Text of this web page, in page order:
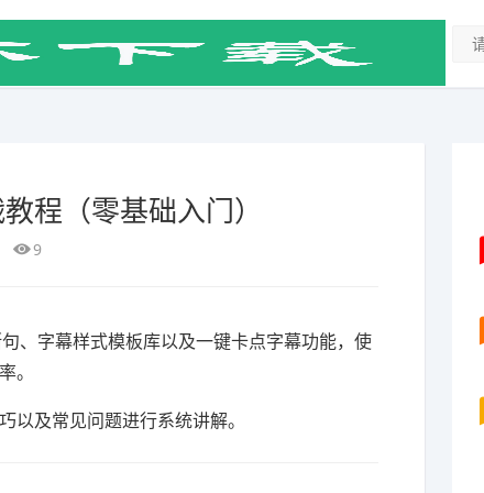
程（零基础入门）
9
、字幕样式模板库以及一键卡点字幕功能，使
。
及常见问题进行系统讲解。